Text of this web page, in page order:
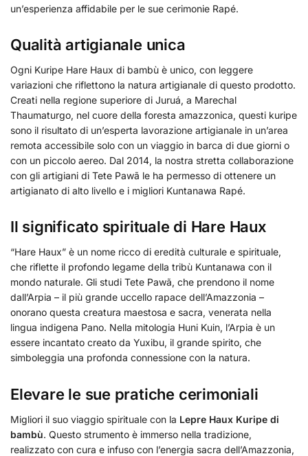
un’esperienza affidabile per le sue cerimonie Rapé.
Qualità artigianale unica
Ogni Kuripe Hare Haux di bambù è unico, con leggere
variazioni che riflettono la natura artigianale di questo prodotto.
Creati nella regione superiore di Juruá, a Marechal
Thaumaturgo, nel cuore della foresta amazzonica, questi kuripe
sono il risultato di un’esperta lavorazione artigianale in un’area
remota accessibile solo con un viaggio in barca di due giorni o
con un piccolo aereo. Dal 2014, la nostra stretta collaborazione
con gli artigiani di Tete Pawã le ha permesso di ottenere un
artigianato di alto livello e i migliori Kuntanawa Rapé.
Il significato spirituale di Hare Haux
“Hare Haux” è un nome ricco di eredità culturale e spirituale,
che riflette il profondo legame della tribù Kuntanawa con il
mondo naturale. Gli studi Tete Pawã, che prendono il nome
dall’Arpia – il più grande uccello rapace dell’Amazzonia –
onorano questa creatura maestosa e sacra, venerata nella
lingua indigena Pano. Nella mitologia Huni Kuin, l’Arpia è un
essere incantato creato da Yuxibu, il grande spirito, che
simboleggia una profonda connessione con la natura.
Elevare le sue pratiche cerimoniali
Migliori il suo viaggio spirituale con la Lepre Haux Kuripe di
bambù. Questo strumento è immerso nella tradizione,
realizzato con cura e infuso con l’energia sacra dell’Amazzonia,